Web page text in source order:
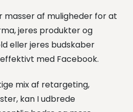
masser af muligheder for at
jeres produkter og
eller jeres budskaber
med Facebook.
mix af retargeting,
kan I udbrede